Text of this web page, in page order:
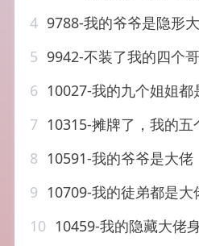
4 9788-我的爷爷是隐形大
5 9942-不装了我的四个
6 10027-我的九个姐姐都是
7 10315-摊牌了，我的五个
8 10591-我的爷爷是大
9 10709-我的徒弟都是大
10 10459-我的隐藏大佬身份被曝